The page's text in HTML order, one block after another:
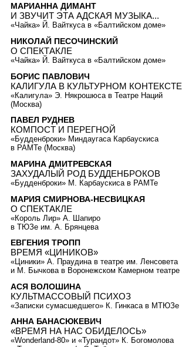
МАРИАННА ДИМАНТ
И ЗВУЧИТ ЭТА АДСКАЯ МУЗЫКА...
«Чайка» Й. Вайткуса в «Балтийском доме»
НИКОЛАЙ ПЕСОЧИНСКИЙ
О СПЕКТАКЛЕ
«Чайка» Й. Вайткуса в «Балтийском доме»
БОРИС ПАВЛОВИЧ
КАЛИГУЛА В КУЛЬТУРНОМ КОНТЕКСТЕ
«Калигула» Э. Някрошюса в Театре Наций
(Москва)
ПАВЕЛ РУДНЕВ
КОМПОСТ И ПЕРЕГНОЙ
«Будденброки» Миндаугаса Карбаускиса
в РАМТе (Москва)
МАРИНА ДМИТРЕВСКАЯ
ЗАХУДАЛЫЙ РОД БУДДЕНБРОКОВ
«Будденброки» М. Карбаускиса в РАМТе
МАРИЯ СМИРНОВА-НЕСВИЦКАЯ
О СПЕКТАКЛЕ
«Король Лир» А. Шапиро
в ТЮЗе им. А. Брянцева
ЕВГЕНИЯ ТРОПП
ВРЕМЯ «ЦИНИКОВ»
«Циники» А. Праудина в театре им. Ленсовета
и М. Бычкова в Воронежском Камерном театре
АСЯ ВОЛОШИНА
КУЛЬТМАССОВЫЙ ПСИХОЗ
«Записки сумасшедшего» К. Гинкаса в МТЮЗе
АННА БАНАСЮКЕВИЧ
«ВРЕМЯ НА НАС ОБИДЕЛОСЬ»
«Wonderland-80» и «Турандот» К. Богомолова